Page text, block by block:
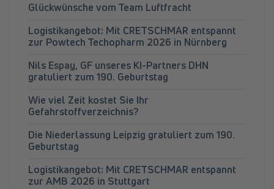
Glückwünsche vom Team Luftfracht
Logistikangebot: Mit CRETSCHMAR entspannt
zur Powtech Techopharm 2026 in Nürnberg
Nils Espay, GF unseres KI-Partners DHN
gratuliert zum 190. Geburtstag
Wie viel Zeit kostet Sie Ihr
Gefahrstoffverzeichnis?
Die Niederlassung Leipzig gratuliert zum 190.
Geburtstag
Logistikangebot: Mit CRETSCHMAR entspannt
zur AMB 2026 in Stuttgart